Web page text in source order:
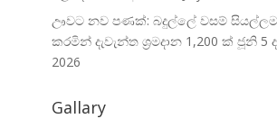
ඌවට නව පණක්: බදුල්ලේ වසම්
කරමින් දැවැන්ත ශ්‍රමදාන 1,200 ක් ජූනි 5
2026
Gallary